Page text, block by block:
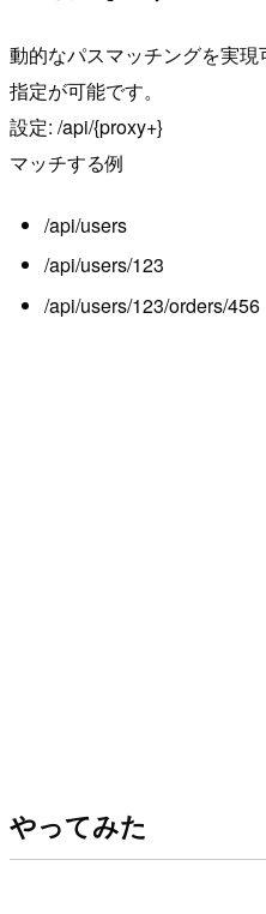
動的なパスマッチングを実
指定が可能です。
設定: /api/{proxy+}
マッチする例
/api/users
/api/users/123
/api/users/123/orders/456
やってみた